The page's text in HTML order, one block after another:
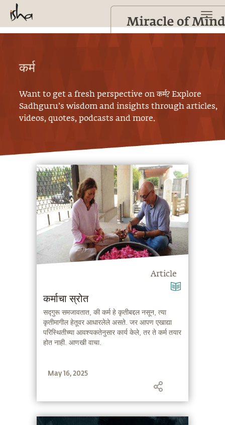
कर्म
Want to get a fresh perspective onकर्म? Explore
Sadhguru’s wisdom and insights through articles,
videos, quotes, podcasts and more.
Article
कर्माचा स्रोत
सद्गुरू समजावतात, की कर्म हे कृतीबद्दल नसून, त्या
कृतीमागील हेतूवर आधारलेले असते. जर आपण एखाद्या
परिस्थितीच्या आवश्यकतेनुसार कार्य केले, तर ते कर्म तयार
होत नाही. आणखी वाचा.
May 16, 2025